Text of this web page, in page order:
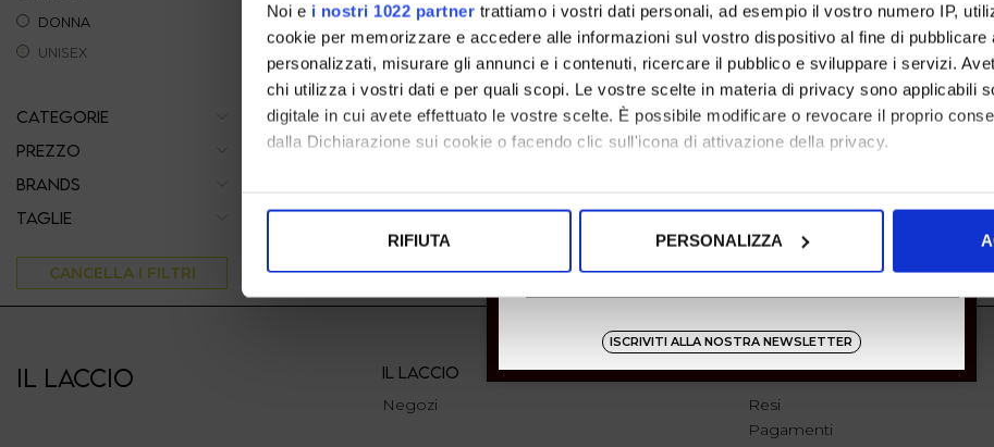
Noi e i nostri 1022 partner trattiamo i vostri dati personali, ad esempio il vostro numero IP,
cookie per memorizzare e accedere alle informazioni sul vostro dispositivo al fine di pubblicare
personalizzati, misurare gli annunci e i contenuti, ricercare il pubblico e sviluppare i servizi.
chi utilizza i vostri dati e per quali scopi. Le vostre scelte in materia di privacy sono applicabili
digitale in cui avete effettuato le vostre scelte. È possibile modificare o revocare il proprio
dalla Dichiarazione sui cookie o facendo clic sull'icona di attivazione della privacy.
Con il tuo consenso, vorremmo anche:
Identificare il tuo dispositivo, scansionandolo attivamente alla ricerca di caratteristiche
digitali).
Approfondisci come vengono elaborati i tuoi dati personali e imposta le tue preferenze nella
modificare o ritirare il tuo consenso in qualsiasi momento dalla Dichiarazione sui cookie.
Utilizziamo i cookie per personalizzare contenuti ed annunci, per fornire funzionalità dei social
nostro traffico. Condividiamo inoltre informazioni sul modo in cui utilizza il nostro sito con i
di analisi dei dati web, pubblicità e social media, i quali potrebbero combinarle con altre
RIFIUTA PERSONALIZZA
DONNA
UNISEX
CATEGORIE
PREZZO
BRANDS
TAGLIE
CANCELLA I FILTRI
SHOW ITEMS1to0of0total
IL LACCIO
IL LACCIO
Negozi
SHOPPING
Resi
Pagamenti
ISCRIVITI ALLA NOSTRA NEWSLETTER